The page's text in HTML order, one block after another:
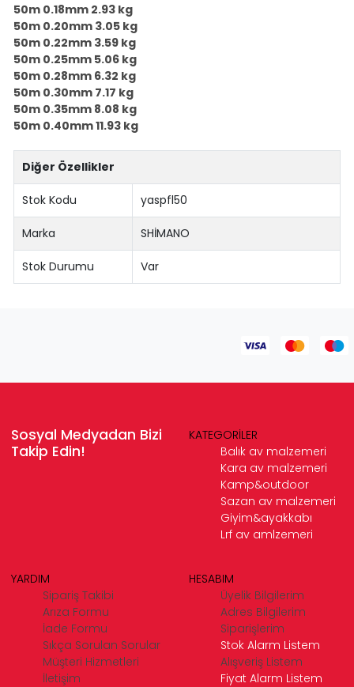
50m 0.18mm 2.93 kg
50m 0.20mm 3.05 kg
50m 0.22mm 3.59 kg
50m 0.25mm 5.06 kg
50m 0.28mm 6.32 kg
50m 0.30mm 7.17 kg
50m 0.35mm 8.08 kg
50m 0.40mm 11.93 kg
Diğer Özellikler
Stok Kodu yaspfl50
Marka SHİMANO
Stok Durumu Var
Sosyal Medyadan Bizi
Takip Edin!
KATEGORİLER
Balık av malzemeri
Kara av malzemeri
Kamp&outdoor
Sazan av malzemeri
Giyim&ayakkabı
Lrf av amlzemeri
YARDIM
Sipariş Takibi
Arıza Formu
İade Formu
Sıkça Sorulan Sorular
Müşteri Hizmetleri
İletişim
HESABIM
Üyelik Bilgilerim
Adres Bilgilerim
Siparişlerim
Stok Alarm Listem
Alışveriş Listem
Fiyat Alarm Listem